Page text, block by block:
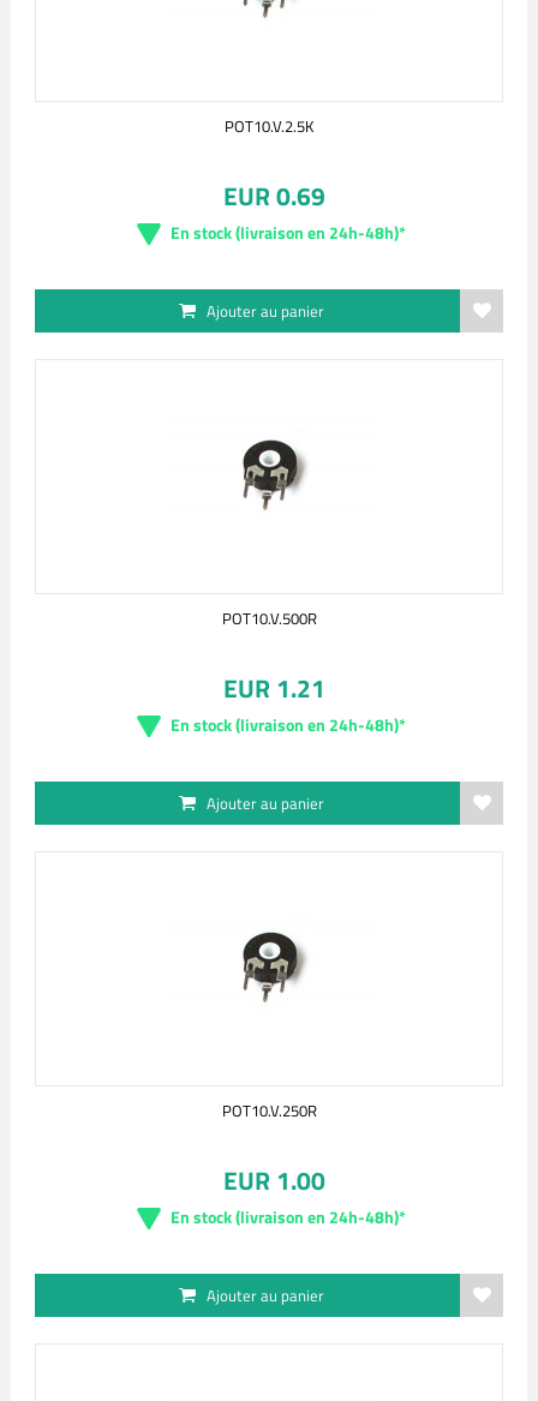
POT10.V.2.5K
EUR 0.69
En stock (livraison en 24h-48h)*
Ajouter au panier
POT10.V.500R
EUR 1.21
En stock (livraison en 24h-48h)*
Ajouter au panier
POT10.V.250R
EUR 1.00
En stock (livraison en 24h-48h)*
Ajouter au panier